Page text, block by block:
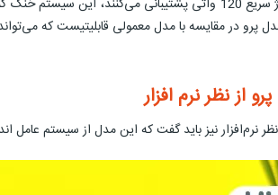
پرو در مقایسه با مدل معمولی قابلیتیست که